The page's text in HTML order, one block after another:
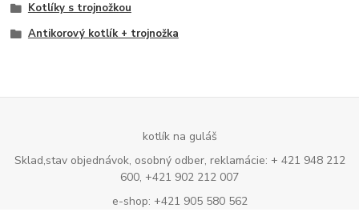
Kotlíky s trojnožkou
Antikorový kotlík + trojnožka
kotlík na guláš
Sklad,stav objednávok, osobný odber, reklamácie: + 421 948 212
600, +421 902 212 007
e-shop: +421 905 580 562